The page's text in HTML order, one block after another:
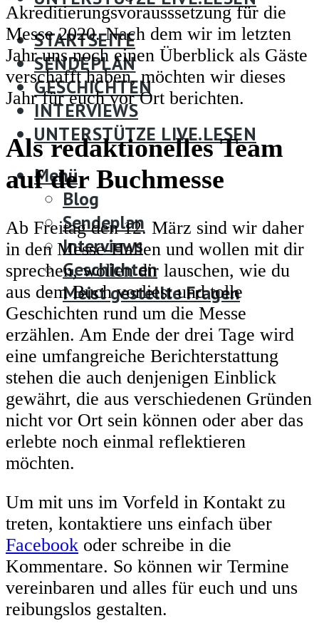
STARTSEITE
SENDEPLAN
GESCHICHTEN
INTERVIEWS
UNTERSTÜTZE LIVE.LESEN
Menü
Blog
Sendeplan
Interviews
Geschichten
Meist gestellte Fragen
Akreditierungsvorausssetzung für die
Messe 2020. Nach dem wir im letzten
Jahr uns noch einen Überblick als Gäste
verschafft haben, möchten wir dieses
Jahr für euch vor Ort berichten.
Als redaktionelles Team
auf der Buchmesse
Ab Freitag den 12. März sind wir daher
in den Messe-Hallen und wollen mit dir
sprechen, wollen dir lauschen, wie du
aus dem Buch vorliest und tolle
Geschichten rund um die Messe
erzählen. Am Ende der drei Tage wird
eine umfangreiche Berichterstattung
stehen die auch denjenigen Einblick
gewährt, die aus verschiedenen Gründen
nicht vor Ort sein können oder aber das
erlebte noch einmal reflektieren
möchten.
Um mit uns im Vorfeld in Kontakt zu
treten, kontaktiere uns einfach über
Facebook oder schreibe in die
Kommentare. So können wir Termine
vereinbaren und alles für euch und uns
reibungslos gestalten.